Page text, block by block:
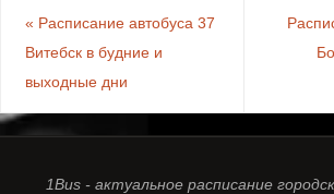
« Расписание автобуса 37
Витебск в будние и
выходные дни
1Bus - актуальное расписание